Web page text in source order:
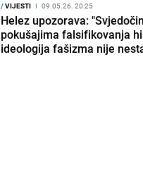
/VIJESTI I 09.05.26. 20:25
Helez upozorava:
pokušajima falsifikovanja
ideologija fašizma nije